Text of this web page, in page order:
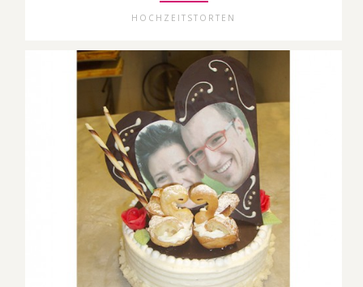
HOCHZEITSTORTEN